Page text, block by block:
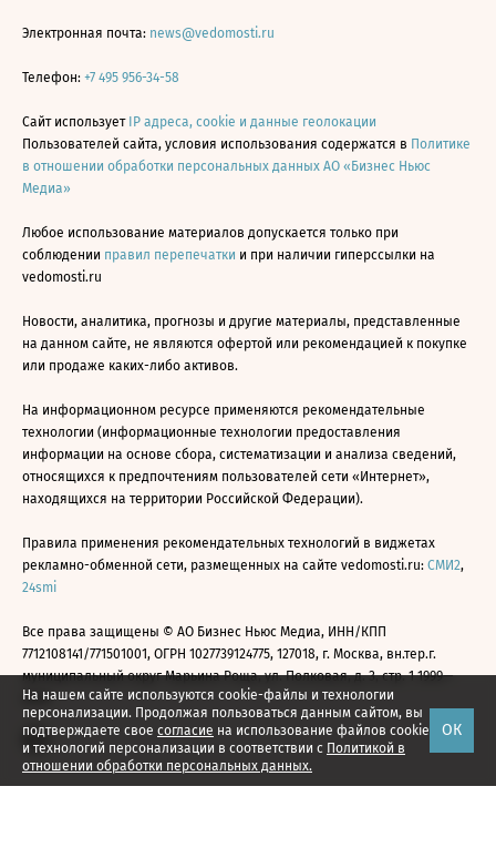
На нашем сайте используются cookie-файлы и технологии
персонализации. Продолжая пользоваться данным сайтом, вы
подтверждаете свое согласие на использование файлов cookie
и технологий персонализации в соответствии с Политикой в
отношении обработки персональных данных.
ОК
Электронная почта: news@vedomosti.ru
Телефон: +7 495 956-34-58
Сайт использует IP адреса, cookie и данные геолокации
Пользователей сайта, условия использования содержатся в Политике
в отношении обработки персональных данных АО «Бизнес Ньюс
Медиа»
Любое использование материалов допускается только при
соблюдении правил перепечатки и при наличии гиперссылки на
vedomosti.ru
Новости, аналитика, прогнозы и другие материалы, представленные
на данном сайте, не являются офертой или рекомендацией к покупке
или продаже каких-либо активов.
На информационном ресурсе применяются рекомендательные
технологии (информационные технологии предоставления
информации на основе сбора, систематизации и анализа сведений,
относящихся к предпочтениям пользователей сети «Интернет»,
находящихся на территории Российской Федерации).
Правила применения рекомендательных технологий в виджетах
рекламно-обменной сети, размещенных на сайте vedomosti.ru: СМИ2,
24smi
Все права защищены © АО Бизнес Ньюс Медиа, ИНН/КПП
7712108141/771501001, ОГРН 1027739124775, 127018, г. Москва, вн.тер.г.
муниципальный округ Марьина Роща, ул. Полковая, д. 3, стр. 1 1999—
2026